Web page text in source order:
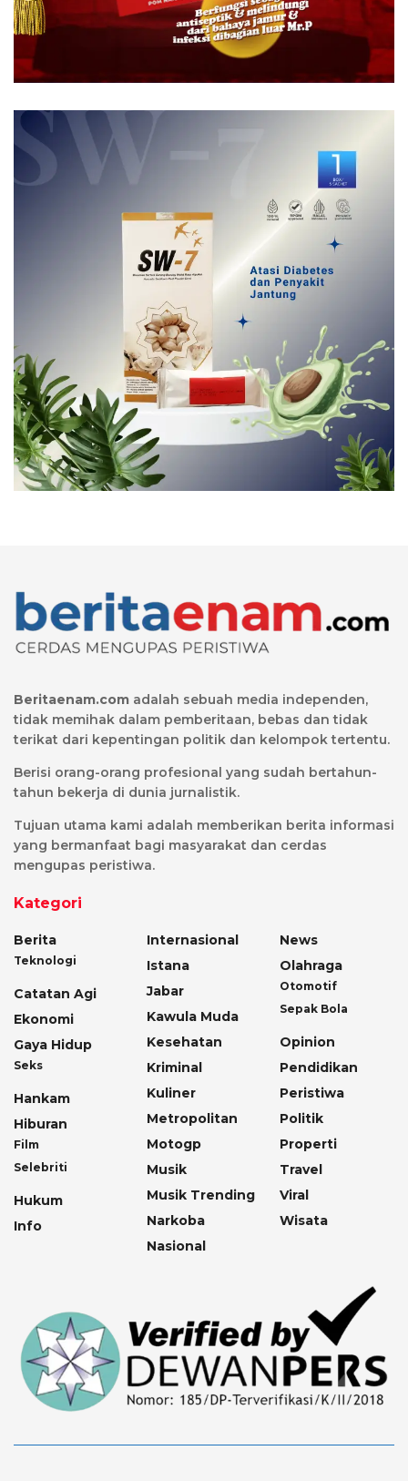
Beritaenam.com adalah sebuah media independen,
tidak memihak dalam pemberitaan, bebas dan tidak
terikat dari kepentingan politik dan kelompok tertentu.
Berisi orang-orang profesional yang sudah bertahun-
tahun bekerja di dunia jurnalistik.
Tujuan utama kami adalah memberikan berita informasi
yang bermanfaat bagi masyarakat dan cerdas
mengupas peristiwa.
Kategori
Berita
Teknologi
Catatan Agi
Ekonomi
Gaya Hidup
Seks
Hankam
Hiburan
Film
Selebriti
Hukum
Info
Internasional
Istana
Jabar
Kawula Muda
Kesehatan
Kriminal
Kuliner
Metropolitan
Motogp
Musik
Musik Trending
Narkoba
Nasional
News
Olahraga
Otomotif
Sepak Bola
Opinion
Pendidikan
Peristiwa
Politik
Properti
Travel
Viral
Wisata